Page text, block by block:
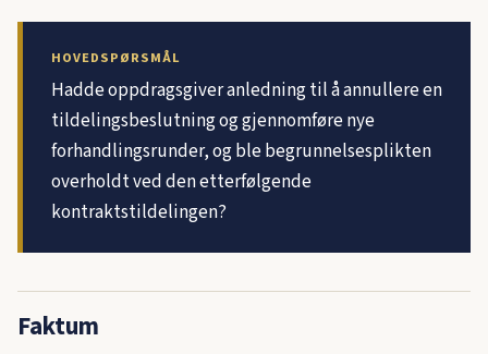
HOVEDSPØRSMÅL
Hadde oppdragsgiver anledning til å annullere en
tildelingsbeslutning og gjennomføre nye
forhandlingsrunder, og ble begrunnelsesplikten
overholdt ved den etterfølgende
kontraktstildelingen?
Faktum